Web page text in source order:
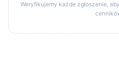
Weryfikujemy każde zgłoszenie,